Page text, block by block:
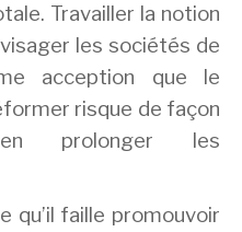
Travailler la notion
les sociétés de
acception que le
risque de façon
prolonger les
qu’il faille promouvoir